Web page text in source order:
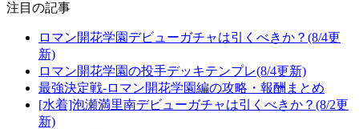
注目の記事
ロマン開花学園デビューガチャは引くべきか？(8/4更
新)
ロマン開花学園の投手デッキテンプレ(8/4更新)
最強決定戦-ロマン開花学園編の攻略・報酬まとめ
[水着]泡瀬満里南デビューガチャは引くべきか？(8/2更
新)